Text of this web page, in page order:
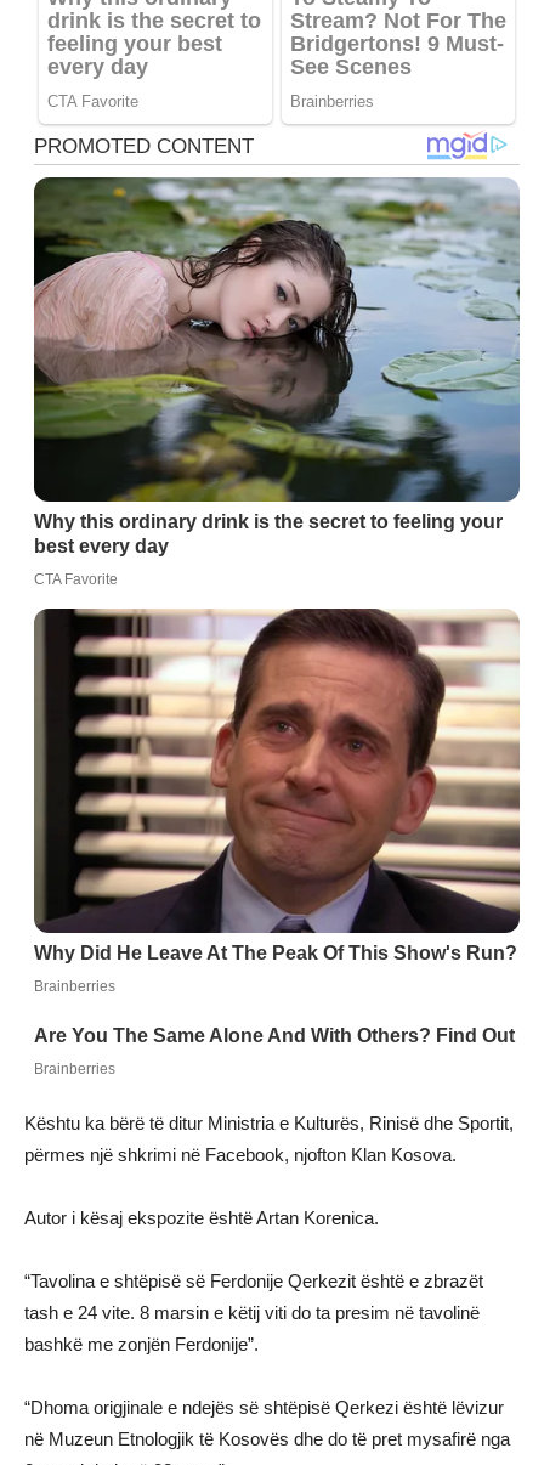
Kështu ka bërë të ditur Ministria e Kulturës, Rinisë dhe Sportit,
përmes një shkrimi në Facebook, njofton Klan Kosova.
Autor i kësaj ekspozite është Artan Korenica.
“Tavolina e shtëpisë së Ferdonije Qerkezit është e zbrazët
tash e 24 vite. 8 marsin e këtij viti do ta presim në tavolinë
bashkë me zonjën Ferdonije”.
“Dhoma origjinale e ndejës së shtëpisë Qerkezi është lëvizur
në Muzeun Etnologjik të Kosovës dhe do të pret mysafirë nga